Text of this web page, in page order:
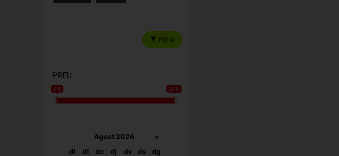
Filtra
PREU
0 € 20 €
Agost 2026
»
dl
dt dc dj dv ds
dg